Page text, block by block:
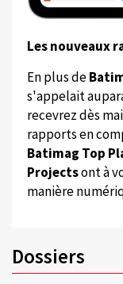
Les nouveaux
En plus de
s'appelait
recevrez dès
rapports en
Batimag Top
Projectsont à
manière
Dossiers